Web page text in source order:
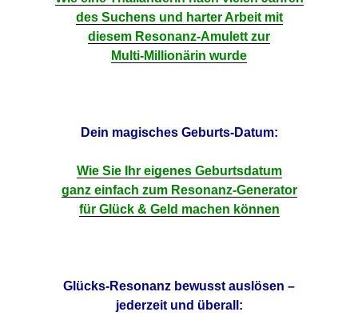
des Suchens und harter Arbeit mit
diesem Resonanz-Amulett zur
Multi-Millionärin wurde
Dein magisches Geburts-Datum:
Wie Sie Ihr eigenes Geburtsdatum
ganz einfach zum Resonanz-Generator
für Glück & Geld machen können
Glücks-Resonanz bewusst auslösen –
jederzeit und überall: